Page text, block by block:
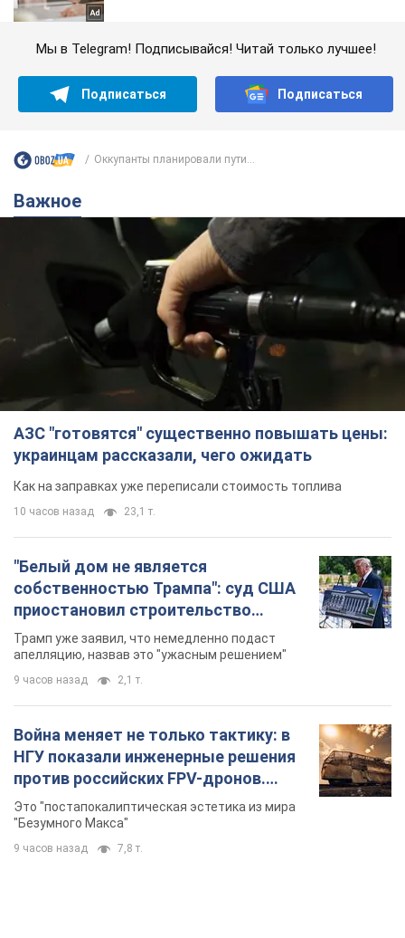
Мы в Telegram! Подписывайся! Читай только лучшее!
Подписаться Подписаться
Оккупанты планировали пути...
Важное
АЗС "готовятся" существенно повышать цены:
украинцам рассказали, чего ожидать
Как на заправках уже переписали стоимость топлива
10 часов назад 23,1 т.
"Белый дом не является
собственностью Трампа": суд США
приостановил строительство
бального зала стоимостью 400 млн
долларов
Трамп уже заявил, что немедленно подаст
апелляцию, назвав это "ужасным решением"
9 часов назад 2,1 т.
Война меняет не только тактику: в
НГУ показали инженерные решения
против российских FPV-дронов.
Фото
Это "постапокалиптическая эстетика из мира
"Безумного Макса"
9 часов назад 7,8 т.